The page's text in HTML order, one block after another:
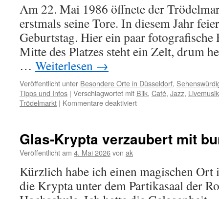
Am 22. Mai 1986 öffnete der
erstmals seine Tore. In diesem Jahr
Geburtstag. Hier ein paar
Mitte des Platzes steht ein Zelt, drum
… Weiterlesen →
Veröffentlicht unter Besondere Orte in Düsseldorf,
Tipps und Infos | Verschlagwortet mit Bilk, Café, Jazz, Livemusik
Trödelmarkt | Kommentare deaktiviertfür
Musik
Platz
Glas-Krypta verzaubert mit
Veröffentlicht am 4. Mai 2026von ak
Kürzlich habe ich einen magischen
die Krypta unter dem Partikasaal der